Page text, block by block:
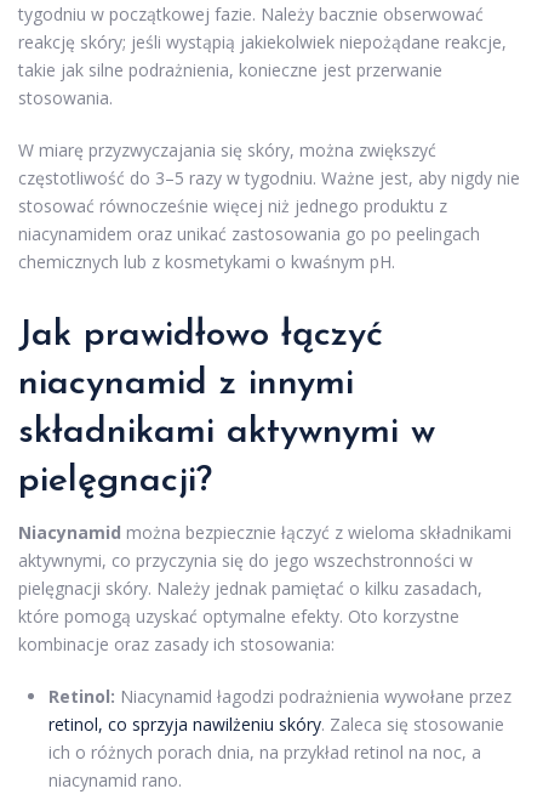
tygodniu w początkowej fazie. Należy bacznie obserwować
reakcję skóry; jeśli wystąpią jakiekolwiek niepożądane reakcje,
takie jak silne podrażnienia, konieczne jest przerwanie
stosowania.
W miarę przyzwyczajania się skóry, można zwiększyć
częstotliwość do 3–5 razy w tygodniu. Ważne jest, aby nigdy nie
stosować równocześnie więcej niż jednego produktu z
niacynamidem oraz unikać zastosowania go po peelingach
chemicznych lub z kosmetykami o kwaśnym pH.
Jak prawidłowo łączyć
niacynamid z innymi
składnikami aktywnymi w
pielęgnacji?
Niacynamid można bezpiecznie łączyć z wieloma składnikami
aktywnymi, co przyczynia się do jego wszechstronności w
pielęgnacji skóry. Należy jednak pamiętać o kilku zasadach,
które pomogą uzyskać optymalne efekty. Oto korzystne
kombinacje oraz zasady ich stosowania:
Retinol: Niacynamid łagodzi podrażnienia wywołane przez
retinol, co sprzyja nawilżeniu skóry. Zaleca się stosowanie
ich o różnych porach dnia, na przykład retinol na noc, a
niacynamid rano.